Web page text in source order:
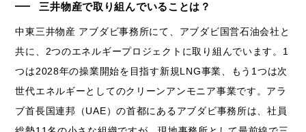
三井物産で取り組んでいることは？
中東三井物産 アブダビ事務所にて、アブダビ国営石油会社と
共に、2つのエネルギープロジェクトに取り組んでいます。1
つは2028年の操業開始を目指す新規LNG事業、もう1つは次
世代エネルギーとしてのクリーンアンモニア事業です。アラ
ブ首長国連邦（UAE）の首都にあるアブダビ事務所は、社員